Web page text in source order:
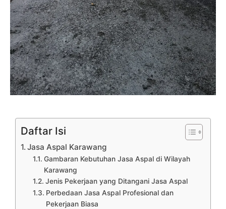
Daftar Isi
Jasa Aspal Karawang
Gambaran Kebutuhan Jasa Aspal di Wilayah
Karawang
Jenis Pekerjaan yang Ditangani Jasa Aspal
Perbedaan Jasa Aspal Profesional dan
Pekerjaan Biasa